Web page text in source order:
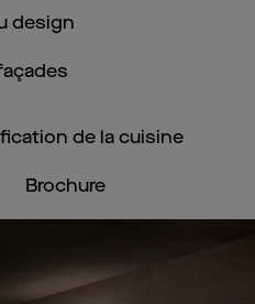
design
de la cuisine
Brochure